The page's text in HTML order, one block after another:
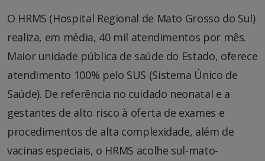
O HRMS (Hospital Regional de Mato Grosso do Sul)
realiza, em média, 40 mil atendimentos por mês.
Maior unidade pública de saúde do Estado, oferece
atendimento 100% pelo SUS (Sistema Único de
Saúde). De referência no cuidado neonatal e a
gestantes de alto risco à oferta de exames e
procedimentos de alta complexidade, além de
vacinas especiais, o HRMS acolhe sul-mato-